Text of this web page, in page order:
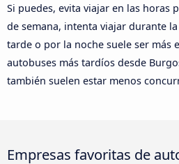
Si puedes, evita viajar en las horas
de semana, intenta viajar durante
tarde o por la noche suele ser más
autobuses más tardíos desde
también suelen estar menos
Empresas favoritas de